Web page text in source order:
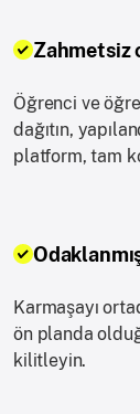
Zahmetsiz
Öğrenci ve
dağıtın,
platform, tam
Karmaşayı
ön planda
kilitleyin.